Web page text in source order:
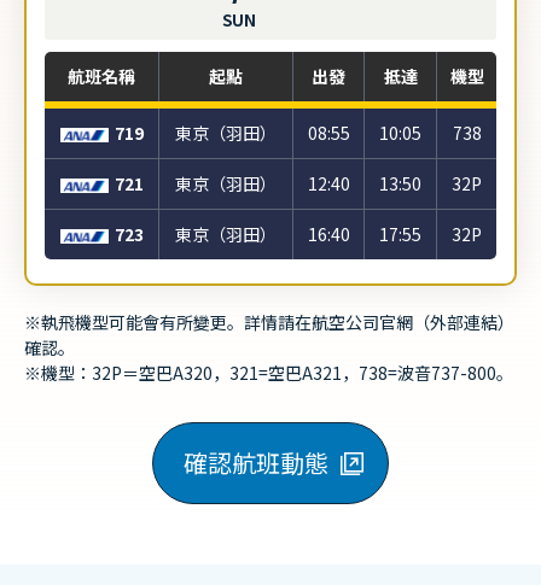
SUN
航班名稱 起點 出發 抵達 機型
719 東京（羽田） 08:55 10:05 738
721 東京（羽田） 12:40 13:50 32P
723 東京（羽田） 16:40 17:55 32P
※執飛機型可能會有所變更。詳情請在航空公司官網（外部連結）
確認。
※機型：32P＝空巴A320，321=空巴A321，738=波音737-800。
確認航班動態